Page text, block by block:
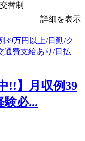
替制
詳細を表示
!!】月収例39
必...